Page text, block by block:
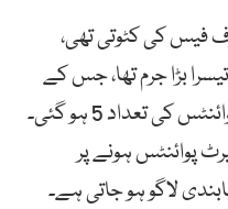
فیس کی کٹوتی تھی،
بڑا جرم تھا، جس کے
باعث ان کے مجموعی ڈیمیرٹ پوائنٹس کی تعداد 5 ہو گئی۔
قوانین کے تحت 5 ڈیمیرٹ پوائنٹس ہونے پر
لاگو ہو جاتی ہے۔